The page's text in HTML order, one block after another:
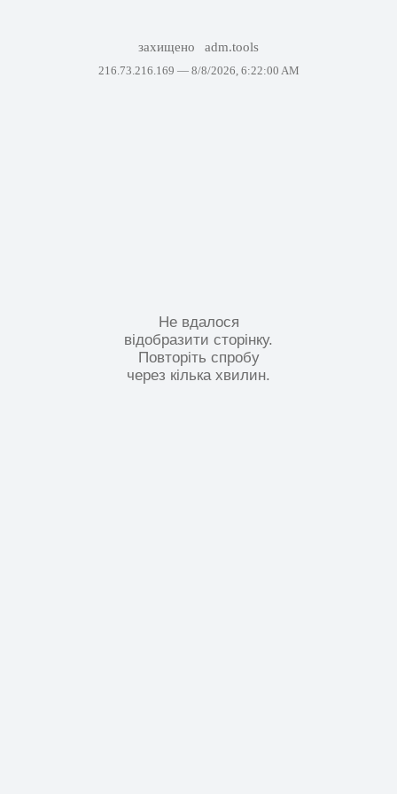
захищено adm.tools
216.73.216.169 — 8/8/2026, 6:22:00 AM
Не вдалося
відобразити сторінку.
Повторіть спробу
через кілька хвилин.